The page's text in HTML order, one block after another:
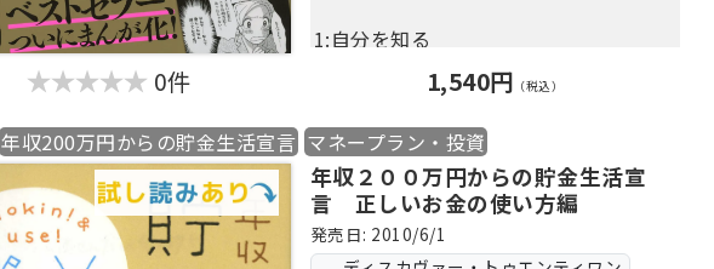
0件
1:自分を知る
・横山式90日貯金プログラムで、あなた
も「貯金体質」に！
・貯める理由をはっきりさせるために
は？
・固定費はどのようにカットする？
2:見える化する
1,540円 （税込）
年収200万円からの貯金生活宣言 マネープラン・投資
年収２００万円からの貯金生活宣
言 正しいお金の使い方編
発売日: 2010/6/1